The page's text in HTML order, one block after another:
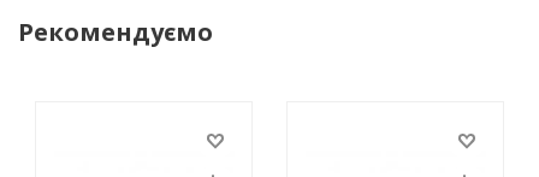
Рекомендуємо